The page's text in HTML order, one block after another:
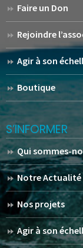
Faire un Don
Rejoindre
Agir à son
Boutique
S’INFORMER
Qui sommes-
Notre Actualité
Nos projets
Agir à son